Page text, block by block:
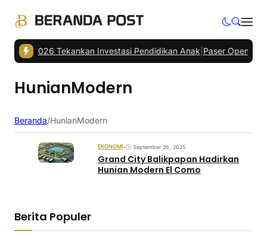
2026 Tekankan Investasi Pendidikan Anak|Paser Open
HunianModern
Beranda/HunianModern
EKONOMI• September 26, 2025
Grand City Balikpapan Hadirkan
Hunian Modern El Como
Berita Populer